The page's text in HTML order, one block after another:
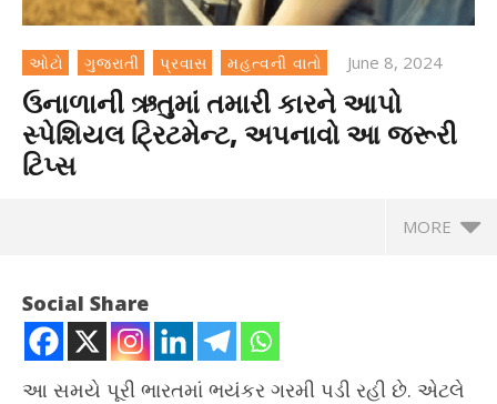
ઓટો ગુજરાતી પ્રવાસ મહત્વની વાતો June 8, 2024
ઉનાળાની ઋતુમાં તમારી કારને આપો
સ્પેશિયલ ટ્રિટમેન્ટ, અપનાવો આ જરૂરી
ટિપ્સ
MORE
Social Share
આ સમયે પૂરી ભારતમાં ભયંકર ગરમી પડી રહી છે. એટલે